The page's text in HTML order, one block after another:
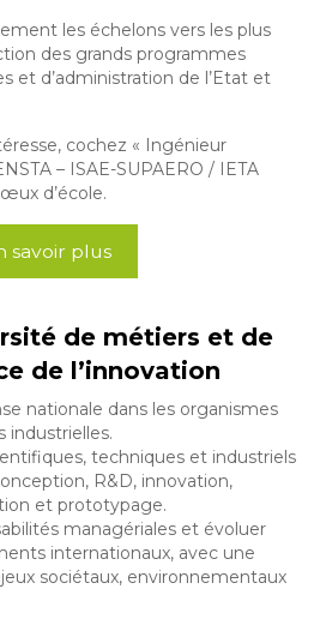
les échelons vers les plus
des grands programmes
et d’administration de l’Etat et
cochez « Ingénieur
– ISAE-SUPAERO / IETA
d’école.
savoir plus
de métiers et de
de l’innovation
nationale dans les organismes
industrielles.
techniques et industriels
R&D, innovation,
et prototypage.
managériales et évoluer
internationaux, avec une
sociétaux, environnementaux